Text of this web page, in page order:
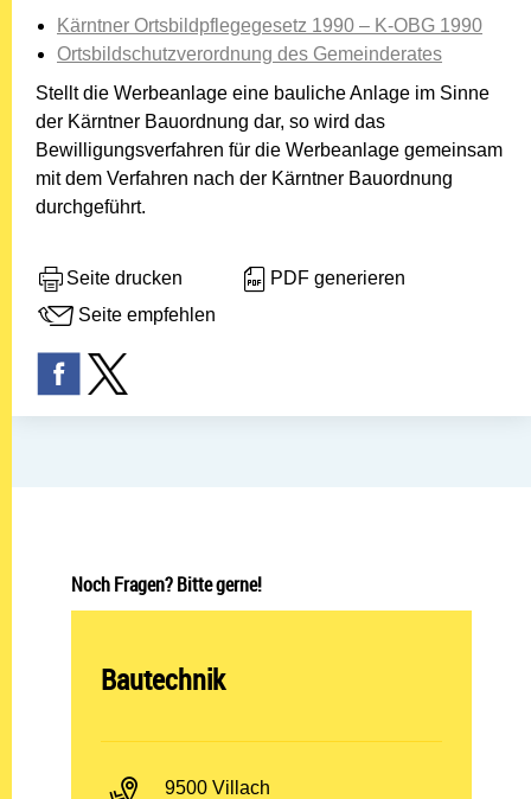
Kärntner Ortsbildpflegegesetz 1990 – K-OBG 1990
Ortsbildschutzverordnung des Gemeinderates
Stellt die Werbeanlage eine bauliche Anlage im Sinne
der Kärntner Bauordnung dar, so wird das
Bewilligungsverfahren für die Werbeanlage gemeinsam
mit dem Verfahren nach der Kärntner Bauordnung
durchgeführt.
Seite drucken
PDF generieren
Seite empfehlen
Noch Fragen? Bitte gerne!
Abteilung öffnen:
Bautechnik
PLZ und Ort:
9500 Villach